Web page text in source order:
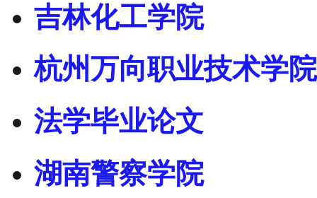
吉林化工学院
杭州万向职业技术学院
法学毕业论文
湖南警察学院